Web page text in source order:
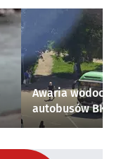
Awaria
autobusów